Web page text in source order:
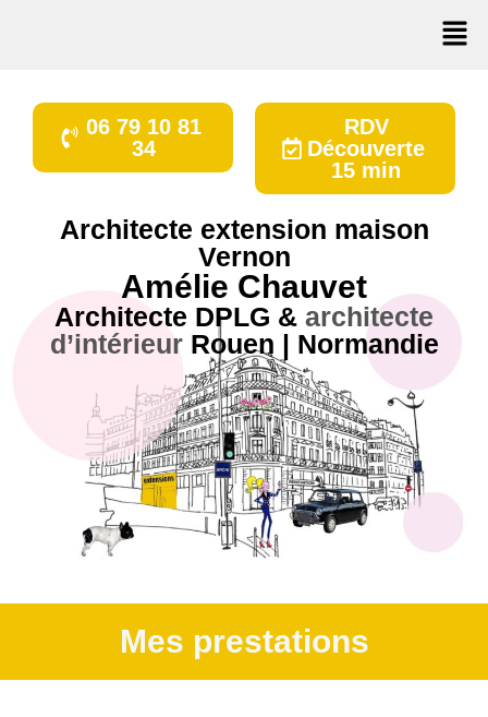
06 79 10 81
34
RDV
Découverte
15 min
Architecte extension maison
Vernon
Amélie Chauvet
Architecte DPLG & architecte
d’intérieurRouen | Normandie
Mes prestations